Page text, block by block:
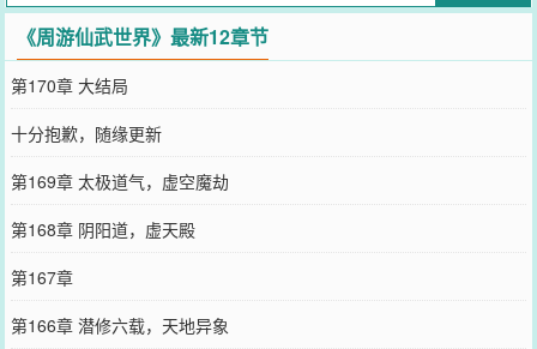
《周游仙武世界》最新12章节
第170章 大结局
十分抱歉，随缘更新
第169章 太极道气，虚空魔劫
第168章 阴阳道，虚天殿
第167章
第166章 潜修六载，天地异象